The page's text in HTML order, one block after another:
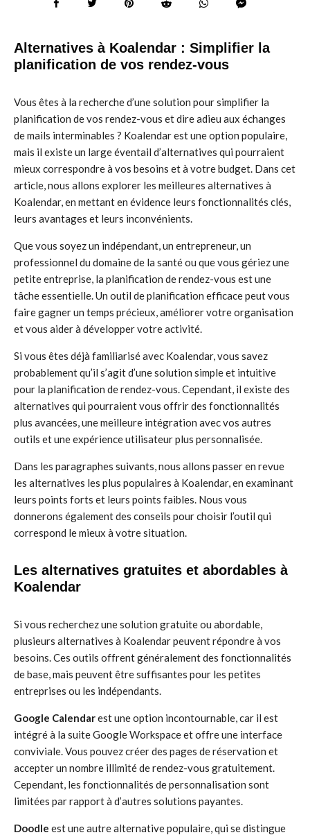
Alternatives à Koalendar : Simplifier la
planification de vos rendez-vous
Vous êtes à la recherche d’une solution pour simplifier la
planification de vos rendez-vous et dire adieu aux échanges
de mails interminables ? Koalendar est une option populaire,
mais il existe un large éventail d’alternatives qui pourraient
mieux correspondre à vos besoins et à votre budget. Dans cet
article, nous allons explorer les meilleures alternatives à
Koalendar, en mettant en évidence leurs fonctionnalités clés,
leurs avantages et leurs inconvénients.
Que vous soyez un indépendant, un entrepreneur, un
professionnel du domaine de la santé ou que vous gériez une
petite entreprise, la planification de rendez-vous est une
tâche essentielle. Un outil de planification efficace peut vous
faire gagner un temps précieux, améliorer votre organisation
et vous aider à développer votre activité.
Si vous êtes déjà familiarisé avec Koalendar, vous savez
probablement qu’il s’agit d’une solution simple et intuitive
pour la planification de rendez-vous. Cependant, il existe des
alternatives qui pourraient vous offrir des fonctionnalités
plus avancées, une meilleure intégration avec vos autres
outils et une expérience utilisateur plus personnalisée.
Dans les paragraphes suivants, nous allons passer en revue
les alternatives les plus populaires à Koalendar, en examinant
leurs points forts et leurs points faibles. Nous vous
donnerons également des conseils pour choisir l’outil qui
correspond le mieux à votre situation.
Les alternatives gratuites et abordables à
Koalendar
Si vous recherchez une solution gratuite ou abordable,
plusieurs alternatives à Koalendar peuvent répondre à vos
besoins. Ces outils offrent généralement des fonctionnalités
de base, mais peuvent être suffisantes pour les petites
entreprises ou les indépendants.
Google Calendarest une option incontournable, car il est
intégré à la suite Google Workspace et offre une interface
conviviale. Vous pouvez créer des pages de réservation et
accepter un nombre illimité de rendez-vous gratuitement.
Cependant, les fonctionnalités de personnalisation sont
limitées par rapport à d’autres solutions payantes.
Doodle est une autre alternative populaire, qui se distingue